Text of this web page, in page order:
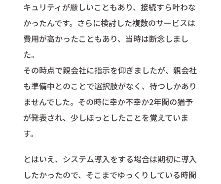
キュリティが厳しいこともあり、接続すら叶わな
かったんです。さらに検討した複数のサービスは
費用が高かったこともあり、当時は断念しまし
た。
その時点で親会社に指示を仰ぎましたが、親会社
も準備中とのことで選択肢がなく、待つしかあり
ませんでした。その時に幸か不幸か2年間の猶予
が発表され、少しほっとしたことを覚えていま
す。
とはいえ、システム導入をする場合は期初に導入
したかったので、そこまでゆっくりしている時間